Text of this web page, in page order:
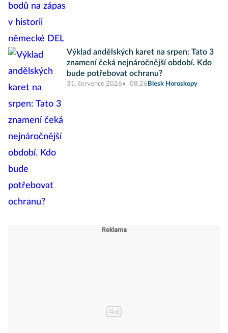
Výklad andělských karet na srpen: Tato 3
znamení čeká nejnáročnější období. Kdo
bude potřebovat ochranu?
31. července 2026 08:26 Blesk Horoskopy